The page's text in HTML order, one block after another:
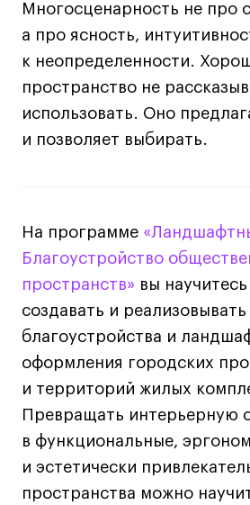
Многосценарность не про
а про ясность,
к неопределенности.
пространство не
использовать. Оно
и позволяет выбирать.
На программе
Благоустройство
пространств» вы
создавать и
благоустройства и
оформления городских
и территорий жилых
Превращать интерьерную
в функциональные,
и эстетически
пространства можно